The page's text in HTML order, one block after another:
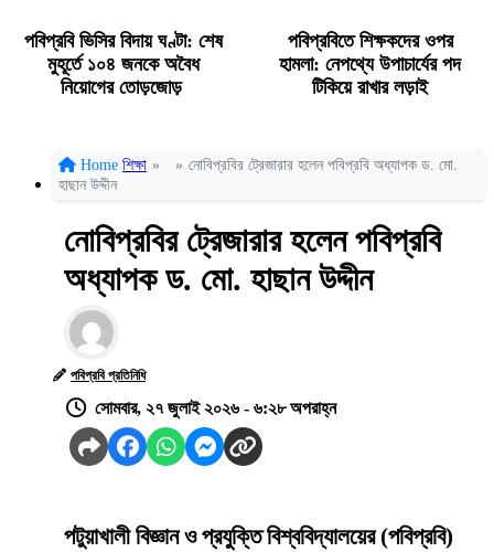
পবিপ্রবি ভিসির বিদায় ঘণ্টা: শেষ
মুহূর্তে ১০৪ জনকে অবৈধ
নিয়োগের তোড়জোড়
পবিপ্রবিতে শিক্ষকদের ওপর
হামলা: নেপথ্যে উপাচার্যের পদ
টিকিয়ে রাখার লড়াই
Home শিক্ষা » » নোবিপ্রবির ট্রেজারার হলেন পবিপ্রবি অধ্যাপক ড. মো.
হাছান উদ্দীন
নোবিপ্রবির ট্রেজারার হলেন পবিপ্রবি
অধ্যাপক ড. মো. হাছান উদ্দীন
পবিপ্রবি প্রতিনিধি
সোমবার, ২৭ জুলাই ২০২৬ - ৬:২৮ অপরাহ্ন
পটুয়াখালী বিজ্ঞান ও প্রযুক্তি বিশ্ববিদ্যালয়ের (পবিপ্রবি)